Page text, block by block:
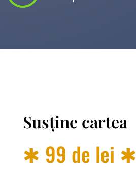
Susține cartea
✱ 99 de lei ✱